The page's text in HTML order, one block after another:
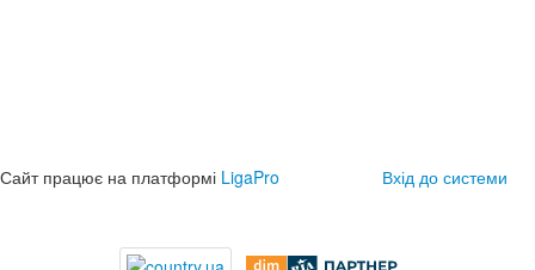
Сайт працює на платформі LigaPro Вхід до системи